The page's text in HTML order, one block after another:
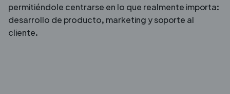
permitiéndole centrarse en lo que realmente importa:
desarrollo de producto, marketing y soporte al
cliente.